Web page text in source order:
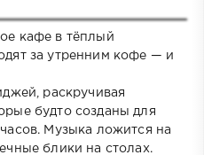
кафе в тёплый
за утренним кофе — и
раскручивая
будто созданы для
Музыка ложится на
блики на столах.